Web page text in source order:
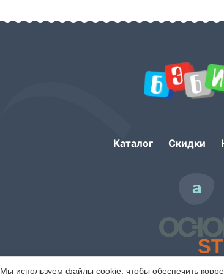
Мы используем файлы cookie, чтобы обеспечить
Каталог Скидки